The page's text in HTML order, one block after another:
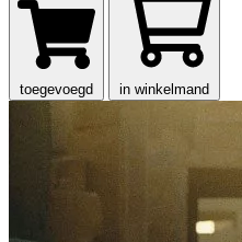
toegevoegd in winkelmand